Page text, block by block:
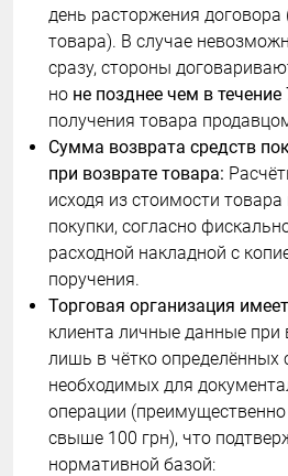
день расторжения договора
товара). В случае
сразу, стороны
но не позднее чем в течение
получения товара
Сумма возврата средств
при возврате товара:
исходя из стоимости
покупки, согласно
расходной накладной с
поручения.
Торговая организация
клиента личные данные при
лишь в чётко определённых
необходимых для
операции
свыше 100 грн), что
нормативной базой: